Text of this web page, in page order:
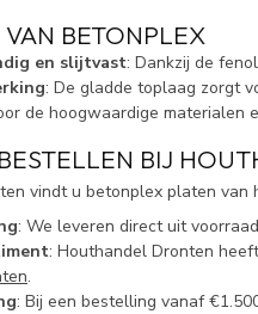
BETONPLEX
en slijtvast: Dankzij de
: De gladde toplaag zorgt
de hoogwaardige materialen
BIJ
vindt u betonplex platen
: We leveren direct uit
: Houthandel Dronten
.
: Bij een bestelling vanaf